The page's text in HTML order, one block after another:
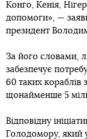
Конго, Кенія,
допомоги», —
президент
За його словами,
забезпечує
60 таких кораблів
щонайменше 5
Відповідну
Голодомору, який